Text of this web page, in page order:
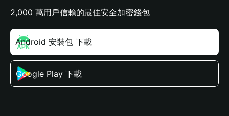
2,000 萬用戶信賴的最佳安全加密錢包
Android 安裝包 下載
Google Play 下載